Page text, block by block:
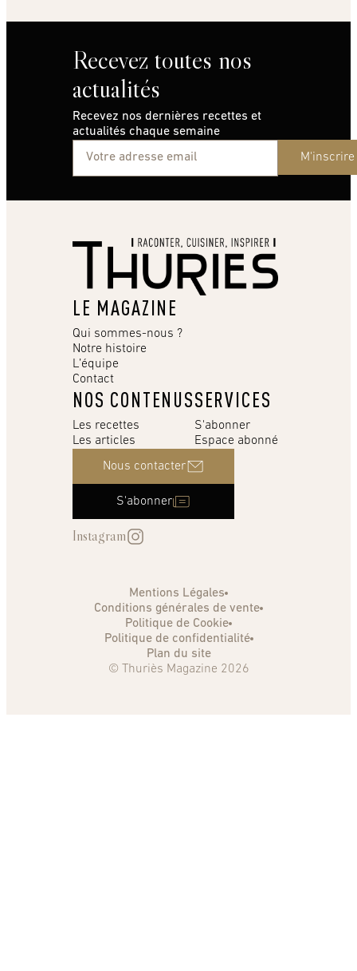
Recevez toutes nos
actualités
Recevez nos dernières recettes et
actualités chaque semaine
M'inscrire
LE MAGAZINE
Qui sommes-nous ?
Notre histoire
L’équipe
Contact
NOS CONTENUS
Les recettes
Les articles
SERVICES
S'abonner
Espace abonné
Nous contacter
S'abonner
Instagram
Mentions Légales
Conditions générales de vente
Politique de Cookie
Politique de confidentialité
Plan du site
© Thuriès Magazine 2026